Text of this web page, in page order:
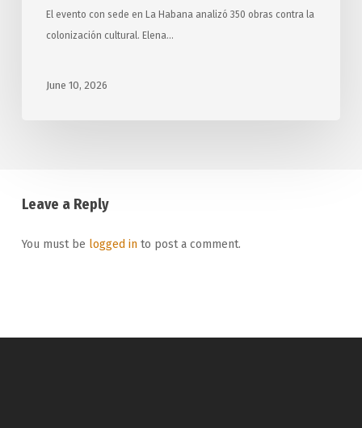
El evento con sede en La Habana analizó 350 obras contra la
colonización cultural. Elena…
June 10, 2026
Leave a Reply
You must be logged into post a comment.